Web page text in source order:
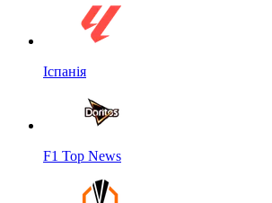
Іспанія
F1 Top News